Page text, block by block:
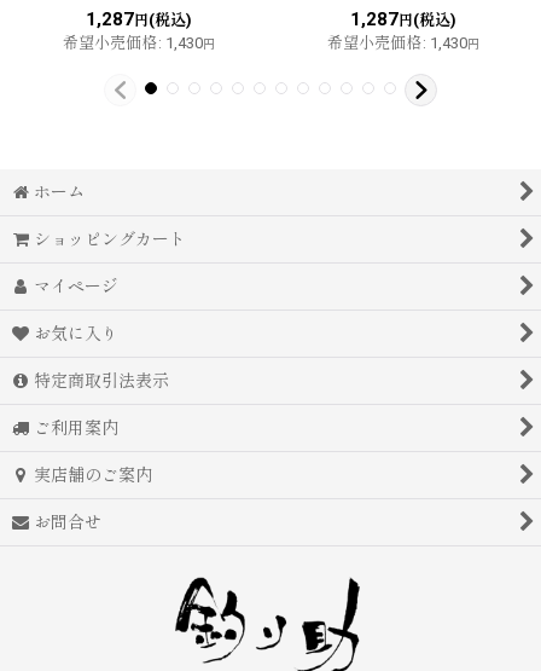
1,287円(税込)
希望小売価格: 1,430円
1,287円(税込)
希望小売価格: 1,430円
ホーム
ショッピングカート
マイページ
お気に入り
特定商取引法表示
ご利用案内
実店舗のご案内
お問合せ